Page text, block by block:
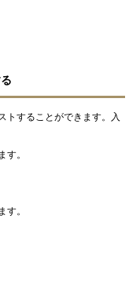
トすることができます。入
す。
。